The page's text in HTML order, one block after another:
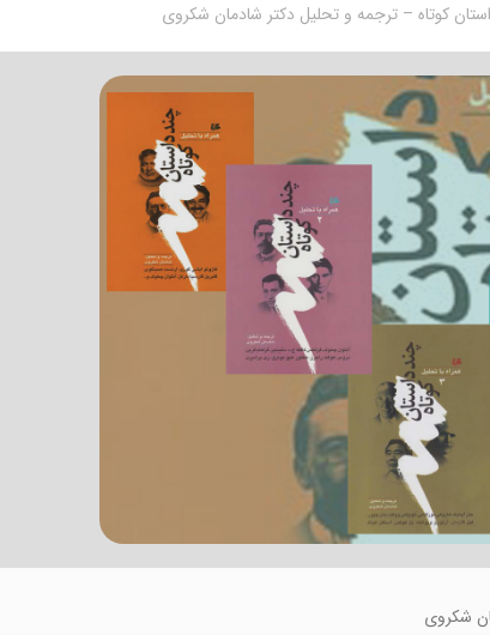
کوتاه – ترجمه و تحلیل دکتر شادمان شکروی
شکروی